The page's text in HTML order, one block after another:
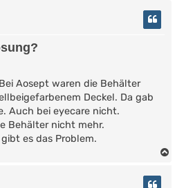
Aosept waren die Behälter
Deckel. Da gab
Auch bei eyecare nicht.
Behälter nicht mehr.
es das Problem.